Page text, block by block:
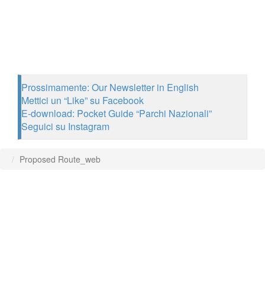
Prossimamente: Our Newsletter in English
Mettici un “Like” su Facebook
E-download: Pocket Guide “Parchi Nazionali”
Seguici su Instagram
Proposed Route_web